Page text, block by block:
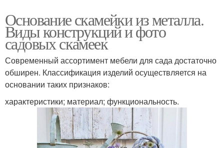
Основание скамейки из металла.
Виды конструкций и фото
садовых скамеек
Современный ассортимент мебели для сада достаточно
обширен. Классификация изделий осуществляется на
основании таких признаков:
характеристики; материал; функциональность.